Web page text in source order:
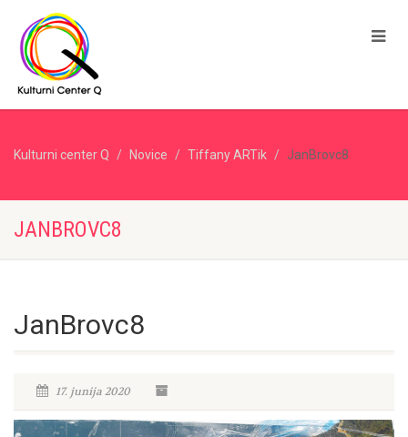
Kulturni center Q Novice Tiffany ARTik JanBrovc8
JANBROVC8
JanBrovc8
17. junija 2020